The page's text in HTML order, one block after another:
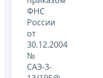
ФНС
России
от
30.12.2004
№
САЭ-3-